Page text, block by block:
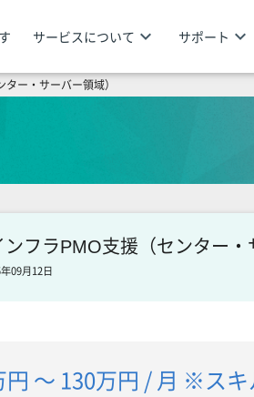
サービスについて keyboard_arrow_down サポート keyboard_arrow_down
ー・サーバー領域）
フラPMO支援（センター・
09月12日
円 〜 130万円 / 月 ※ス